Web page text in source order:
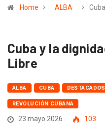
europeo.Por
Home ALBA Cuba
Cuba y la
Libre
ALBA CUBA DESTACADOS
REVOLUCIÓN CUBANA
23 mayo 2026 103